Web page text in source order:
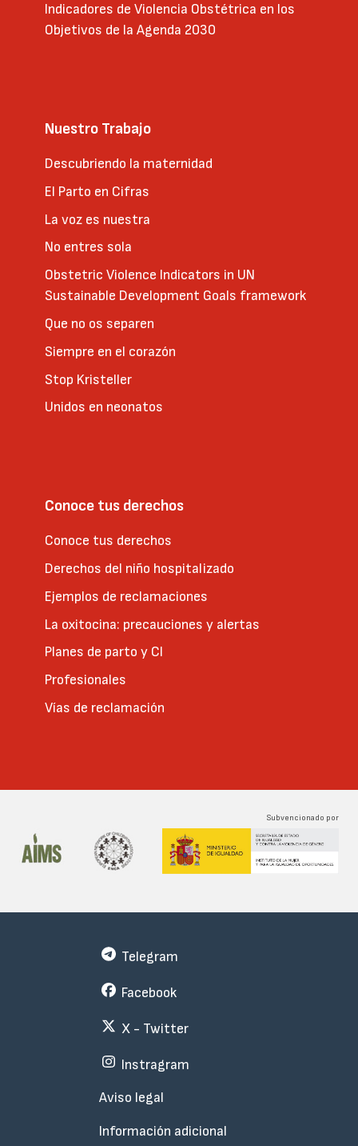
Indicadores de Violencia Obstétrica en los
Objetivos de la Agenda 2030
Nuestro Trabajo
Descubriendo la maternidad
El Parto en Cifras
La voz es nuestra
No entres sola
Obstetric Violence Indicators in UN
Sustainable Development Goals framework
Que no os separen
Siempre en el corazón
Stop Kristeller
Unidos en neonatos
Conoce tus derechos
Conoce tus derechos
Derechos del niño hospitalizado
Ejemplos de reclamaciones
La oxitocina: precauciones y alertas
Planes de parto y CI
Profesionales
Vías de reclamación
Subvencionado por
Subfooter
Telegram
Facebook
X - Twitter
Instragram
Aviso legal
Información adicional